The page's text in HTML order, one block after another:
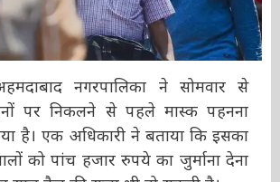
नगरपालिका ने सोमवार से
पर निकलने से पहले मास्क पहनना
है। एक अधिकारी ने बताया कि
करने वालों को पांच हजार रुपये का
या उन्हें तीन साल कैद की सजा भी हो